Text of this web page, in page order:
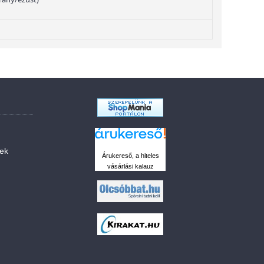
Árukereső, a hiteles
vásárlási kalauz